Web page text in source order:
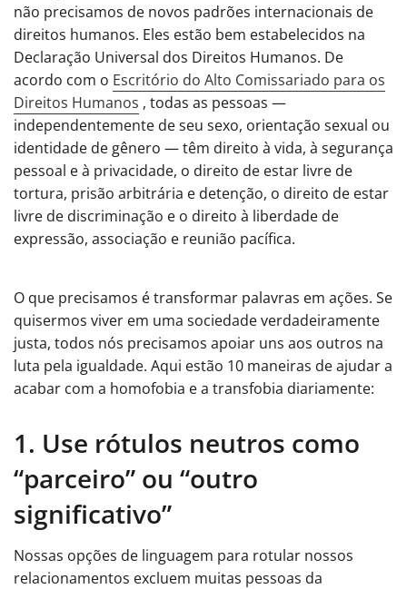
não precisamos de novos padrões internacionais de
direitos humanos. Eles estão bem estabelecidos na
Declaração Universal dos Direitos Humanos. De
acordo com o Escritório do Alto Comissariado para os
Direitos Humanos , todas as pessoas —
independentemente de seu sexo, orientação sexual ou
identidade de gênero — têm direito à vida, à segurança
pessoal e à privacidade, o direito de estar livre de
tortura, prisão arbitrária e detenção, o direito de estar
livre de discriminação e o direito à liberdade de
expressão, associação e reunião pacífica.
O que precisamos é transformar palavras em ações. Se
quisermos viver em uma sociedade verdadeiramente
justa, todos nós precisamos apoiar uns aos outros na
luta pela igualdade. Aqui estão 10 maneiras de ajudar a
acabar com a homofobia e a transfobia diariamente:
1. Use rótulos neutros como
“parceiro” ou “outro
significativo”
Nossas opções de linguagem para rotular nossos
relacionamentos excluem muitas pessoas da